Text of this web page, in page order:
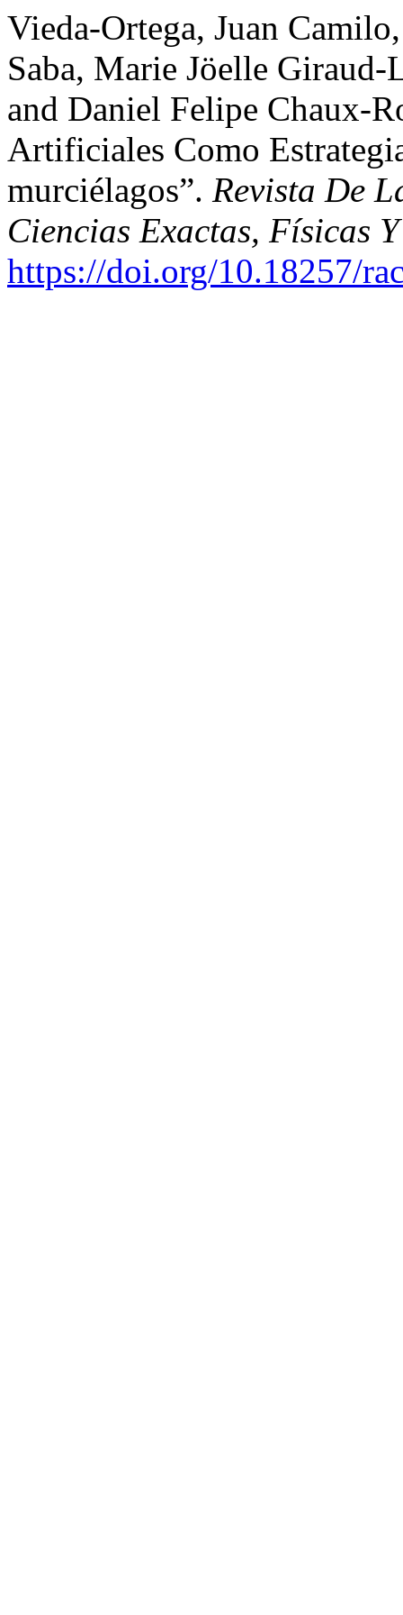
Vieda-Ortega, Juan
Saba, Marie Jöelle
and Daniel Felipe Chaux-
Artificiales Como
murciélagos”. Revista De
Ciencias Exactas, Físicas
https://doi.org/10.18257/